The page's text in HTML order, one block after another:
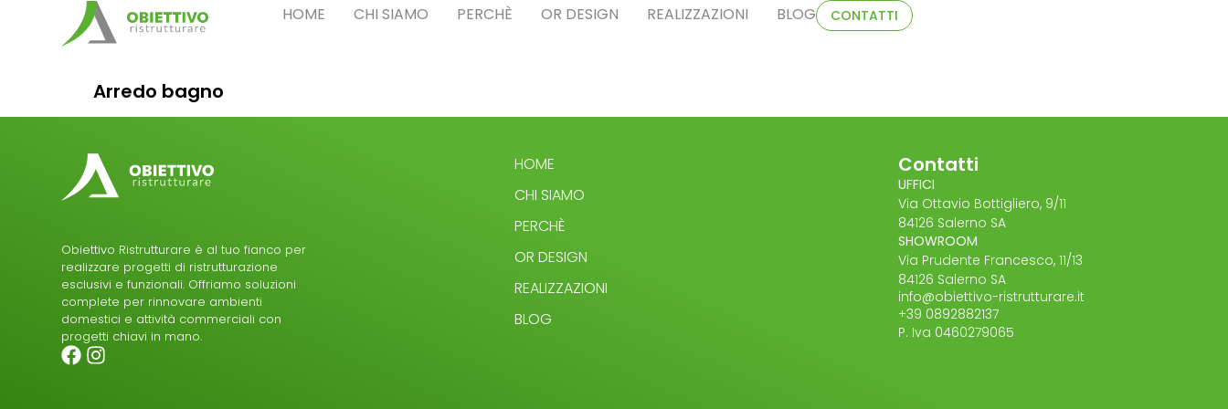
HOME CHI SIAMO PERCHÈ OR DESIGN REALIZZAZIONI BLOG CONTATTI
Arredo bagno
Obiettivo Ristrutturare è al tuo fianco per
realizzare progetti di ristrutturazione
esclusivi e funzionali. Offriamo soluzioni
complete per rinnovare ambienti
domestici e attività commerciali con
progetti chiavi in mano.
HOME
CHI SIAMO
PERCHÈ
OR DESIGN
REALIZZAZIONI
BLOG
Contatti
UFFICI
Via Ottavio Bottigliero, 9/11
84126 Salerno SA
SHOWROOM
Via Prudente Francesco, 11/13
84126 Salerno SA
info@obiettivo-ristrutturare.it
+39 0892882137
P. Iva 0460279065